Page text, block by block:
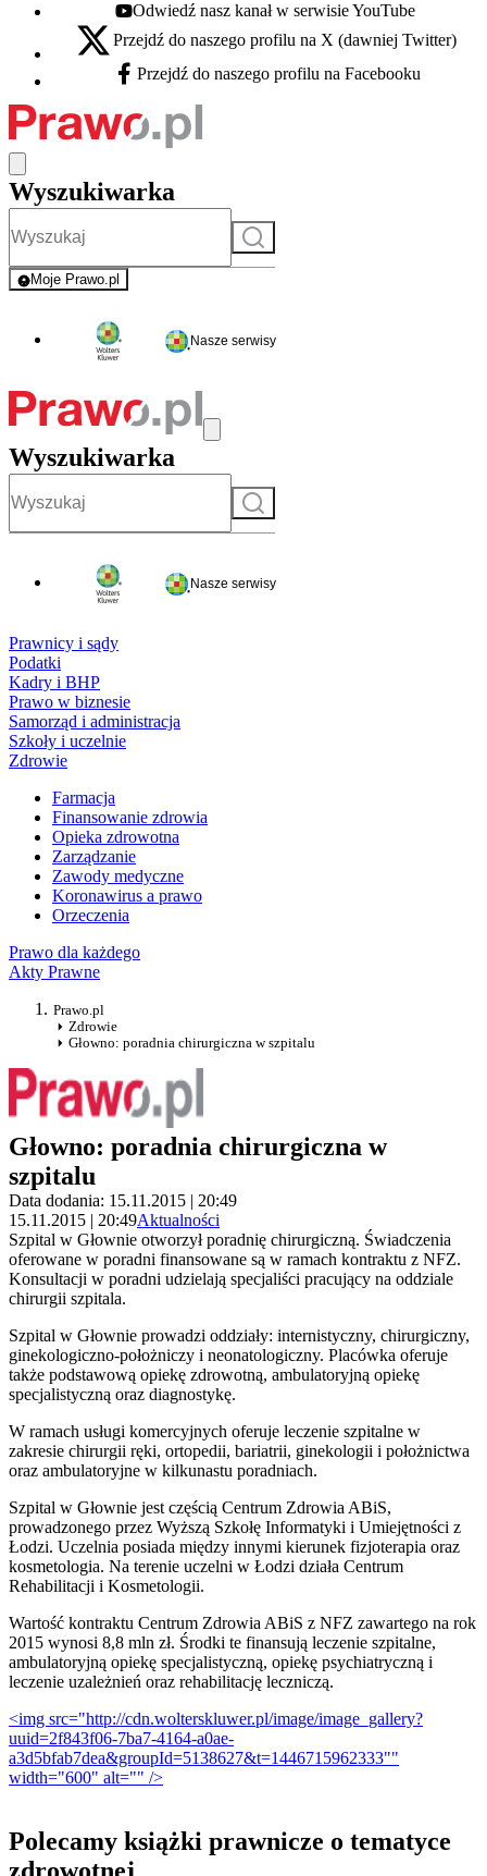
Youtube - otwiera się w nowej karcie
Odwiedź nasz kanał w serwisie YouTube
X - otwiera się w nowej karcie
Przejdź do naszego profilu na X (dawniej Twitter)
Facebook - otwiera się w nowej karcie
Przejdź do naszego profilu na Facebooku
Wyszukiwarka
Szukaj
Moje Prawo.pl
- rejestracja i logowanie do serwisu
Nasze serwisy
Wyszukiwarka
Szukaj
Nasze serwisy
Prawnicy i sądy
Podatki
Kadry i BHP
Prawo w biznesie
Samorząd i administracja
Szkoły i uczelnie
Zdrowie
Farmacja
Finansowanie zdrowia
Opieka zdrowotna
Zarządzanie
Zawody medyczne
Koronawirus a prawo
Orzeczenia
Prawo dla każdego
Akty Prawne
Prawo.pl
Zdrowie
Głowno: poradnia chirurgiczna w szpitalu
Głowno: poradnia chirurgiczna w
szpitalu
Data dodania: 15.11.2015 | 20:49
15.11.2015 | 20:49Aktualności
Szpital w Głownie otworzył poradnię chirurgiczną. Świadczenia
oferowane w poradni finansowane są w ramach kontraktu z NFZ.
Konsultacji w poradni udzielają specjaliści pracujący na oddziale
chirurgii szpitala.
Szpital w Głownie prowadzi oddziały: internistyczny, chirurgiczny,
ginekologiczno-położniczy i neonatologiczny. Placówka oferuje
także podstawową opiekę zdrowotną, ambulatoryjną opiekę
specjalistyczną oraz diagnostykę.
W ramach usługi komercyjnych oferuje leczenie szpitalne w
zakresie chirurgii ręki, ortopedii, bariatrii, ginekologii i położnictwa
oraz ambulatoryjne w kilkunastu poradniach.
Szpital w Głownie jest częścią Centrum Zdrowia ABiS,
prowadzonego przez Wyższą Szkołę Informatyki i Umiejętności z
Łodzi. Uczelnia posiada między innymi kierunek fizjoterapia oraz
kosmetologia. Na terenie uczelni w Łodzi działa Centrum
Rehabilitacji i Kosmetologii.
Wartość kontraktu Centrum Zdrowia ABiS z NFZ zawartego na rok
2015 wynosi 8,8 mln zł. Środki te finansują leczenie szpitalne,
ambulatoryjną opiekę specjalistyczną, opiekę psychiatryczną i
leczenie uzależnień oraz rehabilitację leczniczą.
<img src="http://cdn.wolterskluwer.pl/image/image_gallery?
uuid=2f843f06-7ba7-4164-a0ae-
a3d5bfab7dea&groupId=5138627&t=1446715962333""
width="600" alt="" />
Polecamy książki prawnicze o tematyce